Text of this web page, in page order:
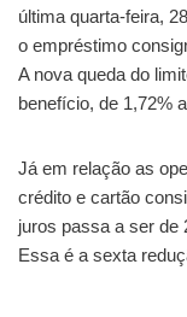
última quarta-feira,
o empréstimo
A nova queda do
benefício, de 1,72%
Já em relação as
crédito e cartão
juros passa a ser de
Essa é a sexta